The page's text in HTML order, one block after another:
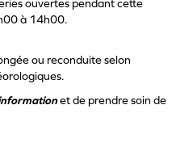
ouvertes pendant cette
à 14h00.
ou reconduite selon
et de prendre soin de
Gray